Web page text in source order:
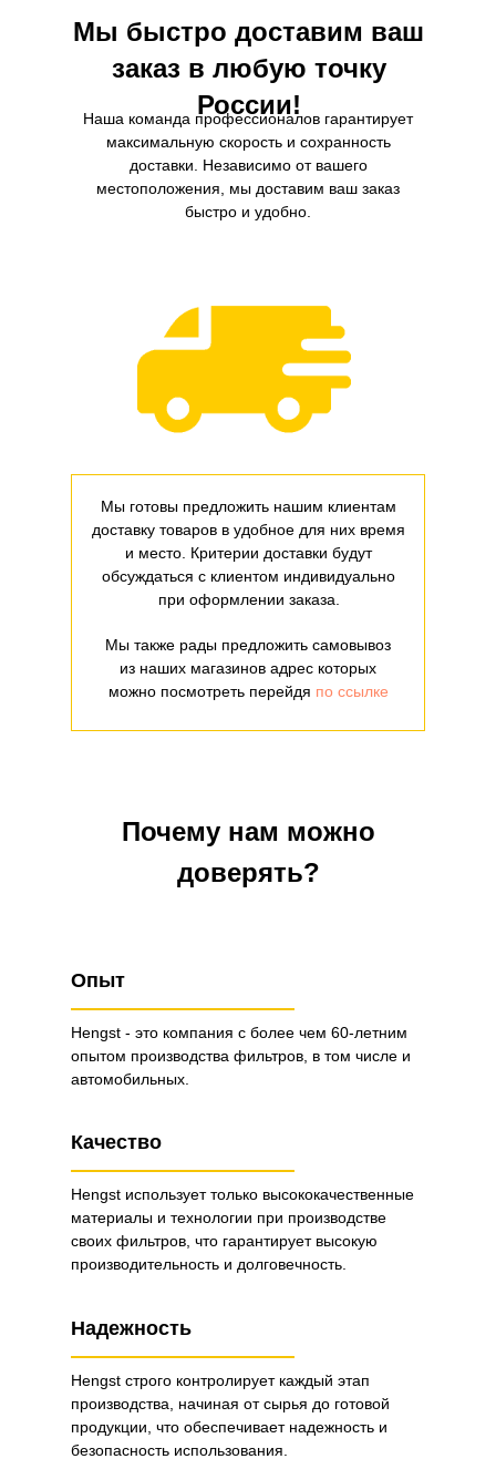
Мы быстро доставим ваш
заказ в любую точку
России!
Мы готовы предложить нашим клиентам
доставку товаров в удобное для них время
и место. Критерии доставки будут
обсуждаться с клиентом индивидуально
при оформлении заказа.
Мы также рады предложить самовывоз
из наших магазинов адрес которых
можно посмотреть перейдя по ссылке
Наша команда профессионалов гарантирует
максимальную скорость и сохранность
доставки. Независимо от вашего
местоположения, мы доставим ваш заказ
быстро и удобно.
Почему нам можно
доверять?
Опыт
Hengst - это компания с более чем 60-летним
опытом производства фильтров, в том числе и
автомобильных.
Качество
Надежность
Hengst использует только высококачественные
материалы и технологии при производстве
своих фильтров, что гарантирует высокую
производительность и долговечность.
Hengst строго контролирует каждый этап
производства, начиная от сырья до готовой
продукции, что обеспечивает надежность и
безопасность использования.